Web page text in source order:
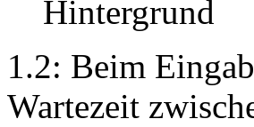
Hintergrund
1.2: Beim
Wartezeit